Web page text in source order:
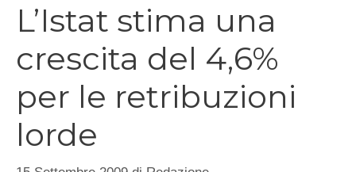
L’Istat stima una
crescita del 4,6%
per le retribuzioni
lorde